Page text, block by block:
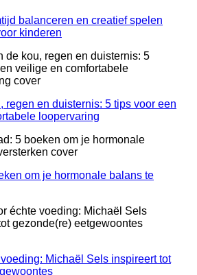
balanceren en creatief spelen
kinderen
regen en duisternis: 5 tips voor een
loopervaring
om je hormonale balans te
Michaël Sels inspireert tot